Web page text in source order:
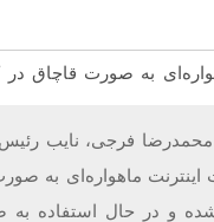
محمدرضا فرجی، نایب
ماهواره‌ای به
و در حال استفاده به